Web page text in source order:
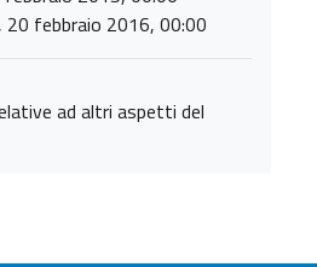
20 febbraio 2016, 00:00
ad altri aspetti del